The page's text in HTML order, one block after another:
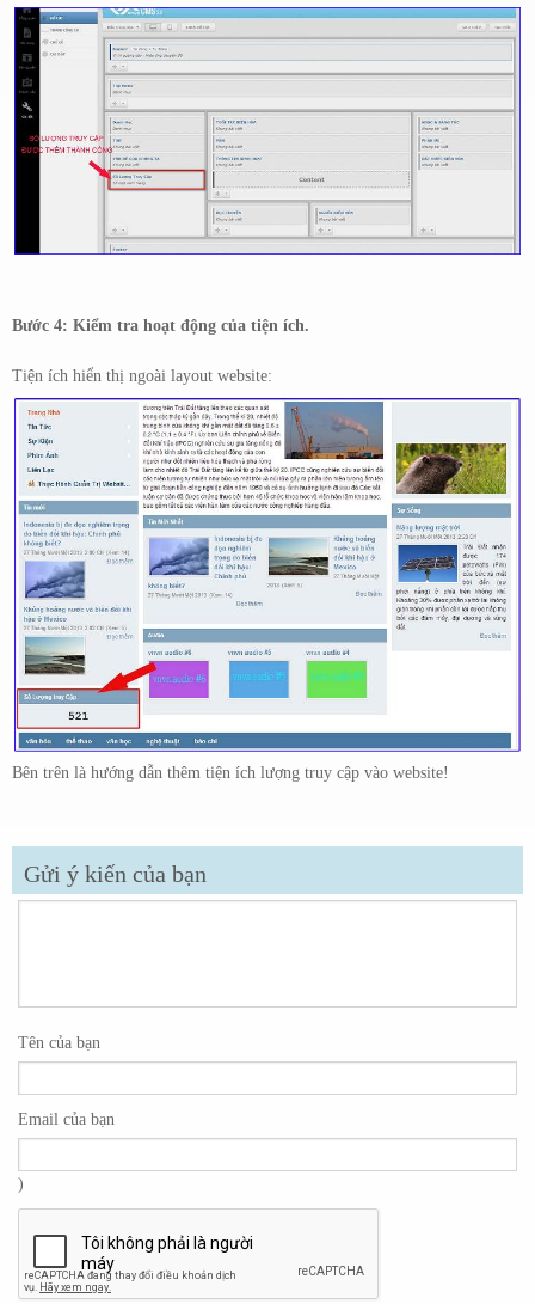
Bước 4: Kiểm tra hoạt động của tiện ích.
Tiện ích hiển thị ngoài layout website:
Bên trên là hướng dẫn thêm tiện ích lượng truy cập vào website!
Gửi ý kiến của bạn
Tên của bạn
Email của bạn
)